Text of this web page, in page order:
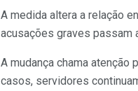
A medida altera a relação
acusações graves passam
A mudança chama atenção
casos, servidores